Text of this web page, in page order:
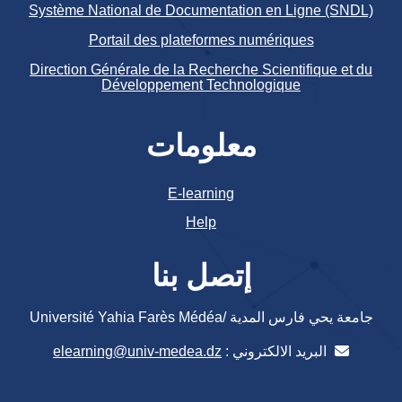
Système National de Documentation en Ligne (SNDL)
Portail des plateformes numériques
Direction Générale de la Recherche Scientifique et du
Développement Technologique
معلومات
E-learning
Help
إتصل بنا
جامعة يحي فارس المدية /Université Yahia Farès Médéa
البريد الالكتروني : elearning@univ-medea.dz